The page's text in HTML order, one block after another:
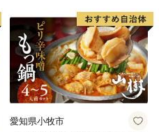
時間
愛知県小牧市